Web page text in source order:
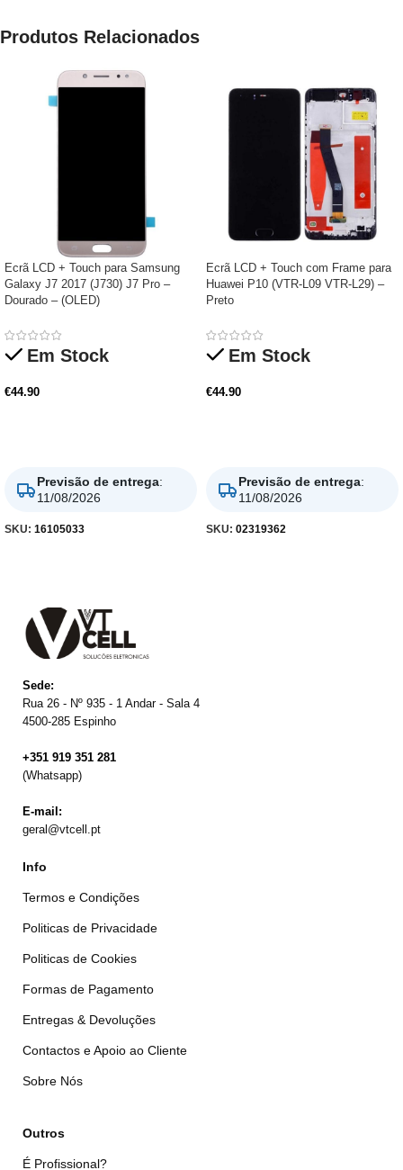
Produtos Relacionados
Ecrã LCD + Touch para Samsung
Galaxy J7 2017 (J730) J7 Pro –
Dourado – (OLED)
Em Stock
€44.90
Previsão de entrega:
11/08/2026
SKU: 16105033
Ecrã LCD + Touch com Frame para
Huawei P10 (VTR-L09 VTR-L29) –
Preto
Em Stock
€44.90
Previsão de entrega:
11/08/2026
SKU: 02319362
Sede:
Rua 26 - Nº 935 - 1 Andar - Sala 4
4500-285 Espinho
+351 919 351 281
(Whatsapp)
E-mail:
geral@vtcell.pt
Info
Termos e Condições
Politicas de Privacidade
Politicas de Cookies
Formas de Pagamento
Entregas & Devoluções
Contactos e Apoio ao Cliente
Sobre Nós
Outros
É Profissional?